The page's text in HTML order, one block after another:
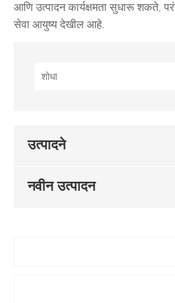
आणि उत्पादन कार्यक्षमता सुधारू शकते,
सेवा आयुष्य देखील आहे.
उत्पादने
नवीन उत्पादन